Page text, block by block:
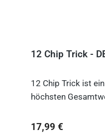
12 Chip Trick -
12 Chip Trick ist
höchsten
Regulärer Preis:
17,99 €